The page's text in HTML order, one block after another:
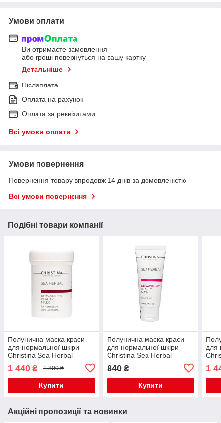
Умови оплати
Ви отримаєте замовлення
або гроші повернуться на вашу картку
Детальніше
Післяплата
Оплата на рахунок
Оплата за реквізитами
Всі умови оплати
Умови повернення
Повернення товару впродовж 14 днів за домовленістю
Всі умови повернення
Подібні товари компанії
Полунична маска краси
для нормальної шкіри
Christina Sea Herbal
250 мл
1 440 ₴ 1 800 ₴
Купити
Полунична маска краси
для нормальної шкіри
Christina Sea Herbal
Beauty Mask Strawberry 60
мл
840₴
Купити
для
250
1
Акційні пропозиції та новинки